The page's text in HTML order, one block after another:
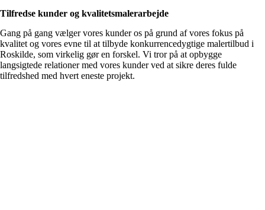
Tilfredse kunder og kvalitetsmalerarbejde
Gang på gang vælger vores kunder os på grund af vores fokus på
kvalitet og vores evne til at tilbyde konkurrencedygtige malertilbud i
Roskilde, som virkelig gør en forskel. Vi tror på at opbygge
langsigtede relationer med vores kunder ved at sikre deres fulde
tilfredshed med hvert eneste projekt.